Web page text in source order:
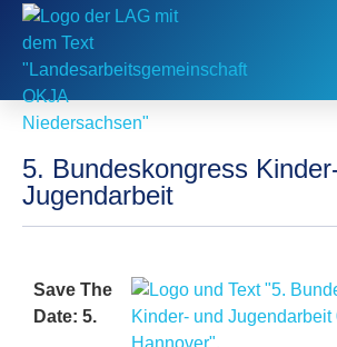
5. Bundeskongress
Jugendarbeit
Save The
Date: 5.